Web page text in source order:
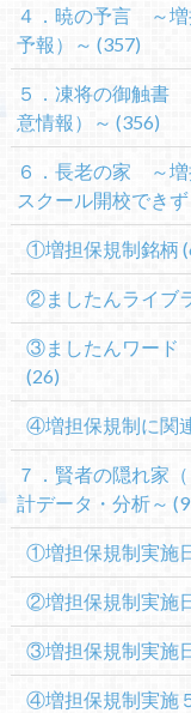
４．暁の予言 ～増
予報）～ (357)
５．凍将の御触書
意情報）～ (356)
６．長老の家 ～増
スクール開校でき
①増担保規制銘柄
②ましたんライブ
③ましたんワード
(26)
④増担保規制に関
７．賢者の隠れ家
計データ・分析～
①増担保規制実施
②増担保規制実施
③増担保規制実施
④増担保規制実施